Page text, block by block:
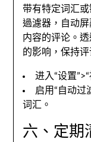
带有特定词汇
過濾器， 自动
内容的评论 。
的影响 ，保持
进入“设置
启用“自动过
词汇
。
六、定期